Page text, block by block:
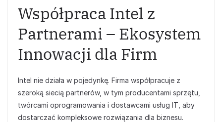
Współpraca Intel z
Partnerami – Ekosystem
Innowacji dla Firm
Intel nie działa w pojedynkę. Firma współpracuje z
szeroką siecią partnerów, w tym producentami sprzętu,
twórcami oprogramowania i dostawcami usług IT, aby
dostarczać kompleksowe rozwiązania dla biznesu.